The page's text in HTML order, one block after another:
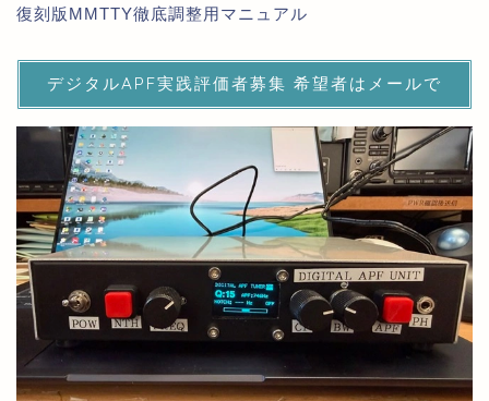
復刻版MMTTY徹底調整用マニュアル
デジタルAPF実践評価者募集 希望者はメールで